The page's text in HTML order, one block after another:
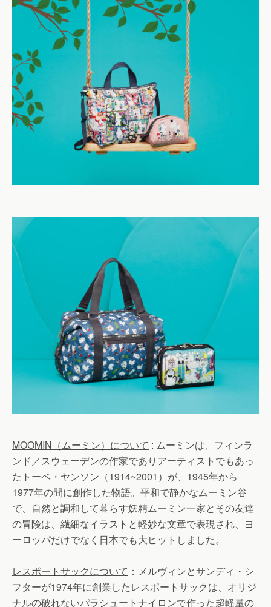
MOOMIN（ムーミン）について : ムーミンは、フィンラ
ンド／スウェーデンの作家でありアーティストでもあっ
たトーベ・ヤンソン（1914~2001）が、1945年から
1977年の間に創作した物語。平和で静かなムーミン谷
で、自然と調和して暮らす妖精ムーミン一家とその友達
の冒険は、繊細なイラストと軽妙な文章で表現され、ヨ
ーロッパだけでなく日本でも大ヒットしました。
レスポートサックについて ：メルヴィンとサンディ・シ
フターが1974年に創業したレスポートサックは、オリジ
ナルの破れないパラシュートナイロンで作った超軽量の